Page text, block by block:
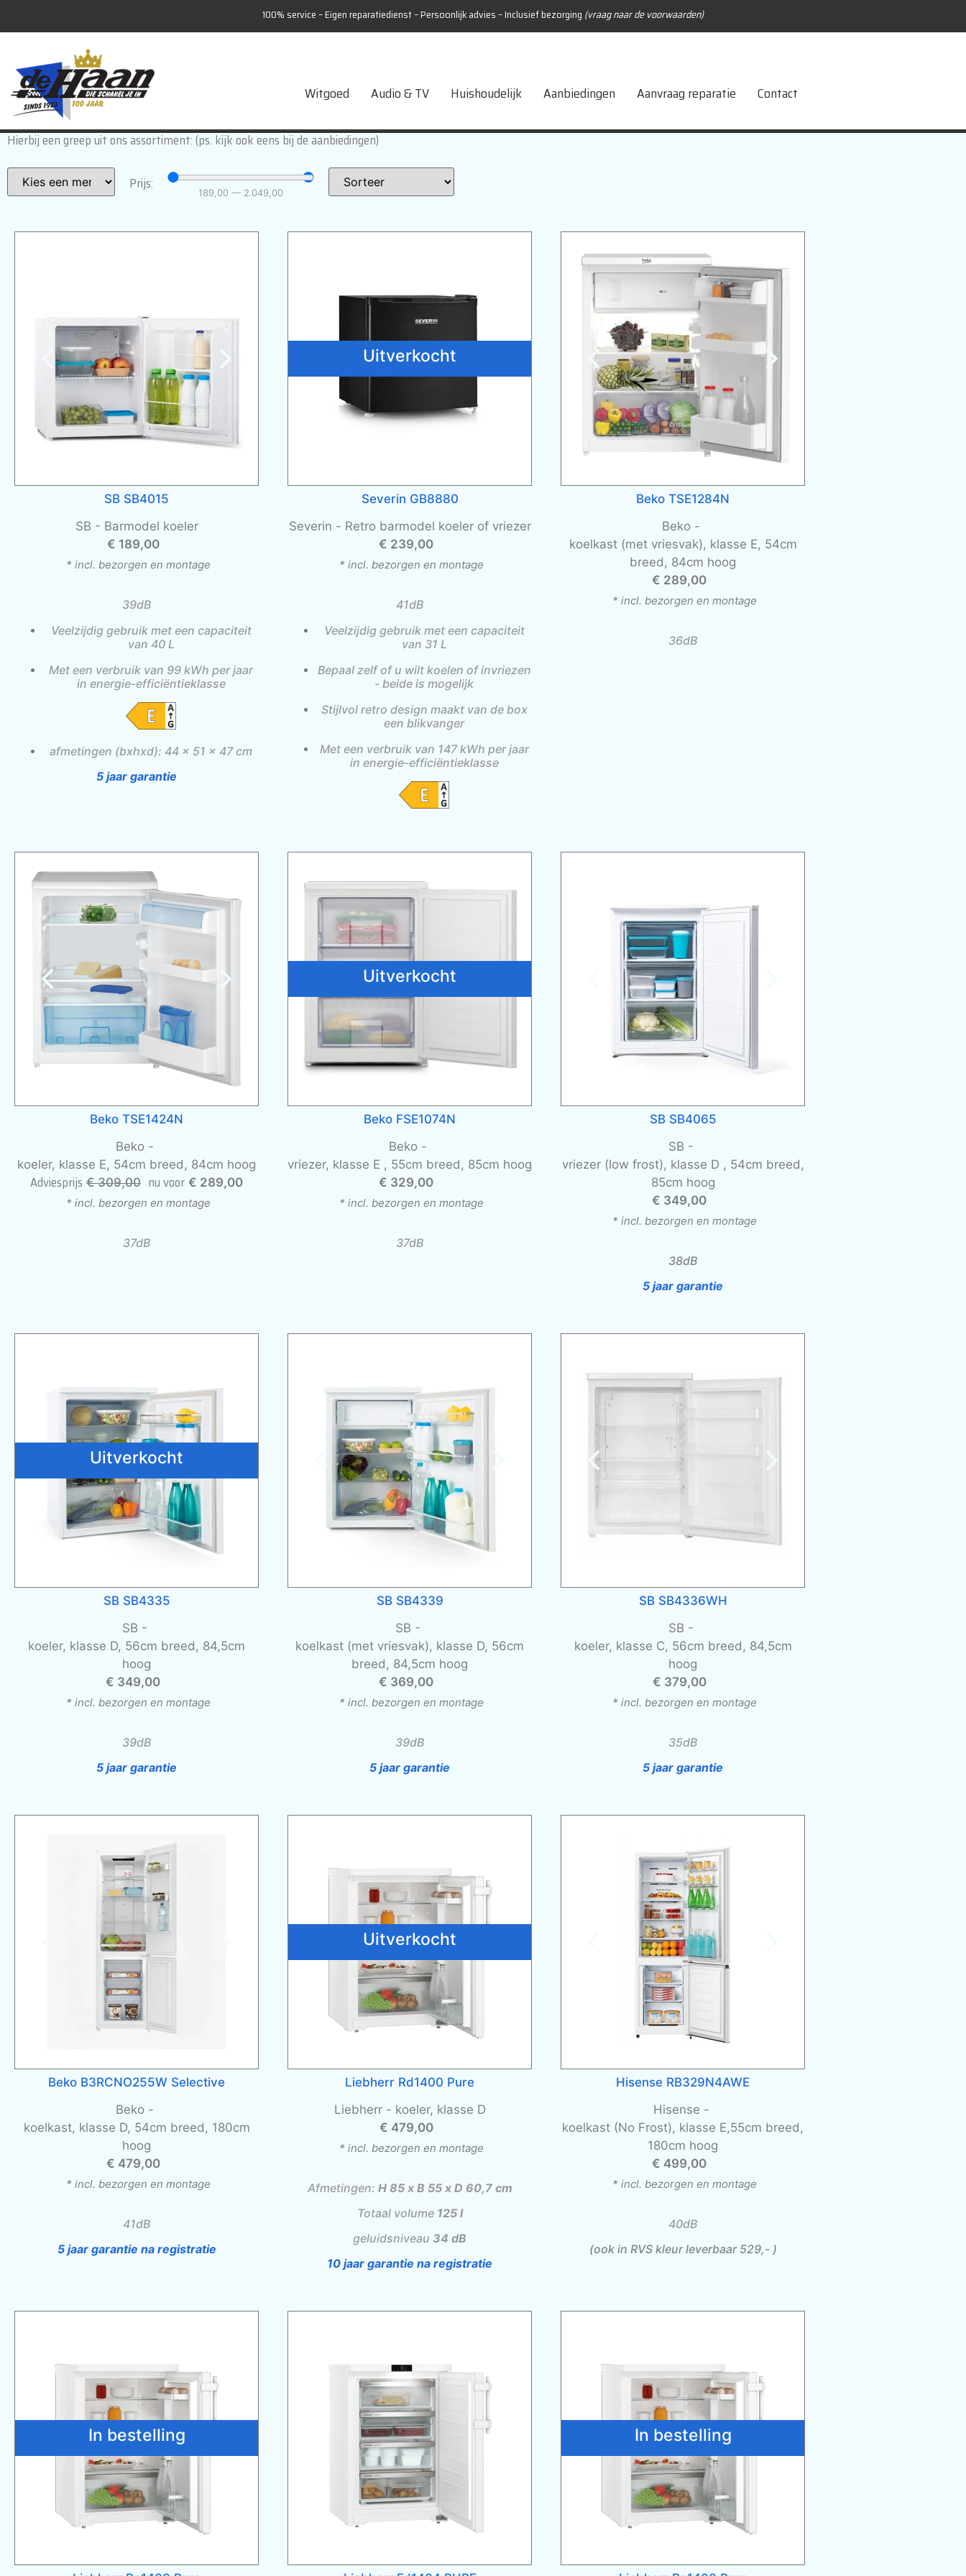
100% service – Eigen reparatiedienst – Persoonlijk advies – Inclusief bezorging (vraag naar de voorwaarden)
Witgoed Audio & TV Huishoudelijk Aanbiedingen Aanvraag reparatie Contact
Koel-Vrieskasten (inbouw en vrijstaand)
Hierbij een greep uit ons assortiment: (ps. kijk ook eens bij de aanbiedingen)
Prijs:
189,00 — 2.049,00
SB SB4015
SB - Barmodel koeler
€ 189,00
* incl. bezorgen en montage
39dB
Veelzijdig gebruik met een capaciteit
van 40 L
Met een verbruik van 99 kWh per jaar
in energie-efficiëntieklasse
afmetingen (bxhxd): 44 x 51 x 47 cm
5 jaar garantie
Uitverkocht
Severin GB8880
Severin - Retro barmodel koeler of vriezer
€ 239,00
* incl. bezorgen en montage
41dB
Veelzijdig gebruik met een capaciteit
van 31 L
Bepaal zelf of u wilt koelen of invriezen
- beide is mogelijk
Stijlvol retro design maakt van de box
een blikvanger
Met een verbruik van 147 kWh per jaar
in energie-efficiëntieklasse
Beko TSE1284N
Beko -
koelkast (met vriesvak), klasse E, 54cm
breed, 84cm hoog
€ 289,00
* incl. bezorgen en montage
36dB
Beko TSE1424N
Beko -
koeler, klasse E, 54cm breed, 84cm hoog
Adviesprijs € 309,00 nu voor € 289,00
* incl. bezorgen en montage
37dB
Uitverkocht
Beko FSE1074N
Beko -
vriezer, klasse E , 55cm breed, 85cm hoog
€ 329,00
* incl. bezorgen en montage
37dB
SB SB4065
SB -
vriezer (low frost), klasse D , 54cm breed,
85cm hoog
€ 349,00
* incl. bezorgen en montage
38dB
5 jaar garantie
Uitverkocht
SB SB4335
SB -
koeler, klasse D, 56cm breed, 84,5cm
hoog
€ 349,00
* incl. bezorgen en montage
39dB
5 jaar garantie
SB SB4339
SB -
koelkast (met vriesvak), klasse D, 56cm
breed, 84,5cm hoog
€ 369,00
* incl. bezorgen en montage
39dB
5 jaar garantie
SB SB4336WH
SB -
koeler, klasse C, 56cm breed, 84,5cm
hoog
€ 379,00
* incl. bezorgen en montage
35dB
5 jaar garantie
Beko B3RCNO255W Selective
Beko -
koelkast, klasse D, 54cm breed, 180cm
hoog
€ 479,00
* incl. bezorgen en montage
41dB
5 jaar garantie na registratie
Uitverkocht
Liebherr Rd1400 Pure
Liebherr - koeler, klasse D
€ 479,00
* incl. bezorgen en montage
Afmetingen: H 85 x B 55 x D 60,7 cm
Totaal volume 125 l
geluidsniveau 34 dB
10 jaar garantie na registratie
Hisense RB329N4AWE
Hisense -
koelkast (No Frost), klasse E,55cm breed,
180cm hoog
€ 499,00
* incl. bezorgen en montage
40dB
(ook in RVS kleur leverbaar 529,- )
In bestelling In bestelling